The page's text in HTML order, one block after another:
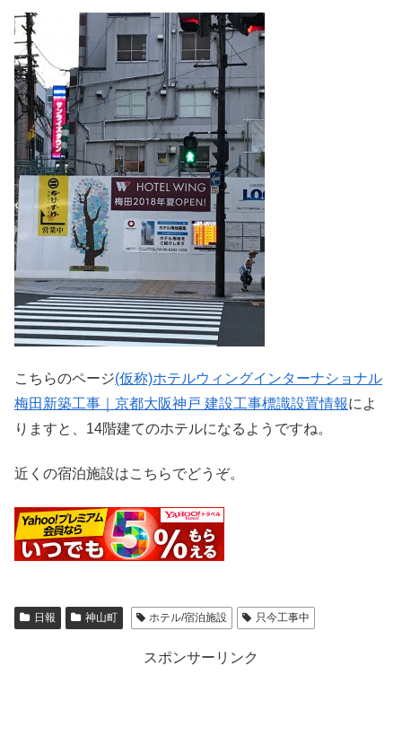
こちらのページ(仮称)ホテルウィングインターナショナル
梅田新築工事｜京都大阪神戸 建設工事標識設置情報によ
りますと、14階建てのホテルになるようですね。
近くの宿泊施設はこちらでどうぞ。
日報 神山町 ホテル/宿泊施設 只今工事中
スポンサーリンク